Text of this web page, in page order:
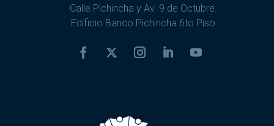
Calle Pichincha y Av. 9 de Octubre.
Edificio Banco Pichincha 6to Piso